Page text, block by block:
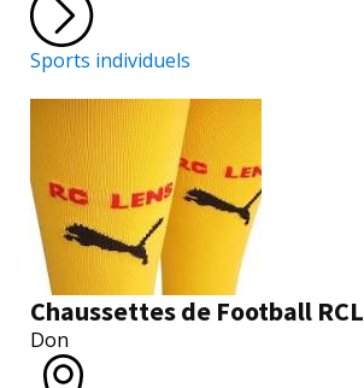
Sports individuels
Chaussettes de Football RCL
Don